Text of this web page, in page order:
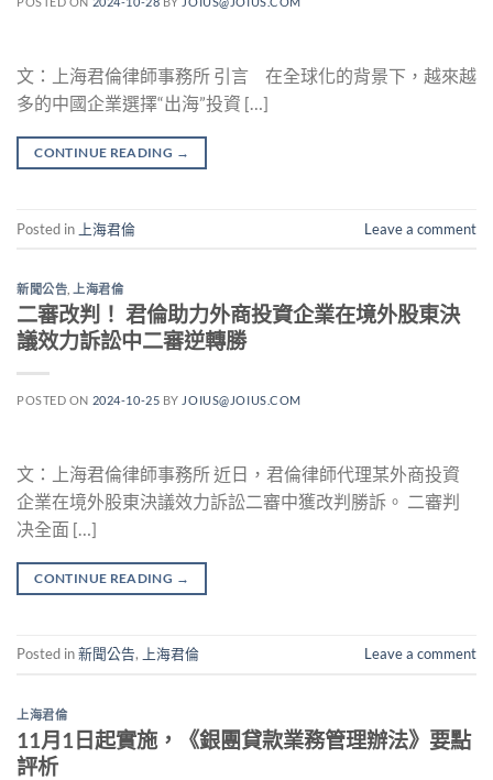
文：上海君倫律師事務所 引言 在全球化的背景下，越來越
多的中國企業選擇“出海”投資 […]
CONTINUE READING →
Posted in 上海君倫 Leave a comment
新聞公告 上海君倫
二審改判！ 君倫助力外商投資企業在境外股東決
議效力訴訟中二審逆轉勝
POSTED ON 2024-10-25 BY JOIUS@JOIUS.COM
文：上海君倫律師事務所 近日，君倫律師代理某外商投資
企業在境外股東決議效力訴訟二審中獲改判勝訴。 二審判
决全面 […]
CONTINUE READING →
Posted in新聞公告, 上海君倫 Leave a comment
上海君倫
11月1日起實施，《銀團貸款業務管理辦法》要點
評析